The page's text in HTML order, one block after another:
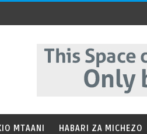
MTAANI HABARI ZA MICHEZO